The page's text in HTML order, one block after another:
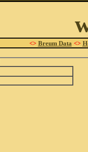
<> Breum Data <>